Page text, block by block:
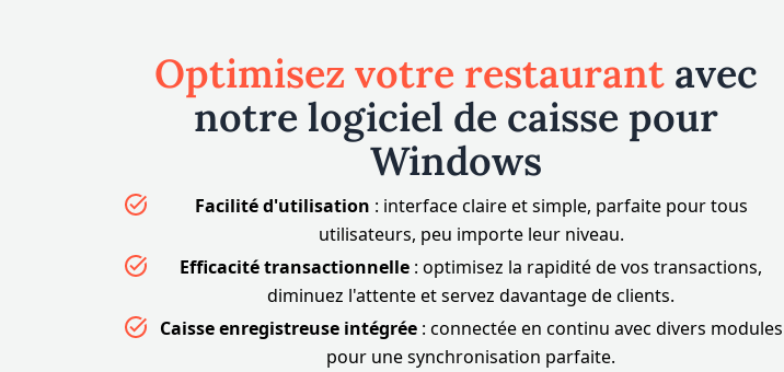
Optimisez votre restaurantavec
notre logiciel de caisse pour
Windows
Facilité d'utilisation : interface claire et simple, parfaite pour tous
utilisateurs, peu importe leur niveau.
Efficacité transactionnelle : optimisez la rapidité de vos transactions,
diminuez l'attente et servez davantage de clients.
Caisse enregistreuse intégrée: connectée en continu avec divers modules
pour une synchronisation parfaite.